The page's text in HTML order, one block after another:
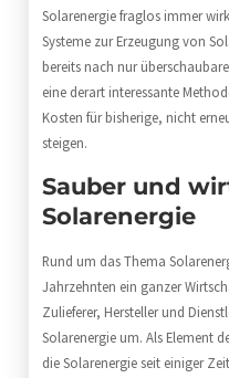
Solarenergie fraglos immer
Systeme zur Erzeugung von
bereits nach nur
eine derart interessante
Kosten für bisherige, nicht
steigen.
Sauber und
Solarenergie
Rund um das Thema
Jahrzehnten ein ganzer
Zulieferer, Hersteller und
Solarenergie um. Als Element
die Solarenergie seit einiger